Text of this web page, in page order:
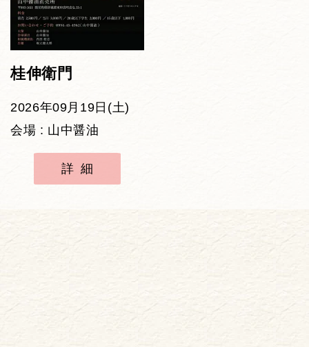
桂伸衛門
2026年09月19日(土)
会場 : 山中醤油
詳細